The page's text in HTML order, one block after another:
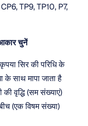
TP9, TP10, P7,
चुनें
सिर की परिधि के
साथ मापा जाता है
वृद्धि (सम संख्याएं)
(एक विषम संख्या)